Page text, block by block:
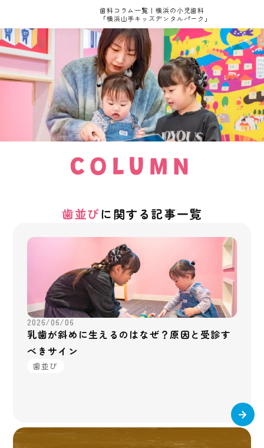
歯科コラム一覧｜横浜の小児歯科
「横浜山手キッズデンタルパーク」
COLUMN
歯並びに関する記事一覧
2026/06/06
乳歯が斜めに生えるのはなぜ？原因と受診す
べきサイン
歯並び